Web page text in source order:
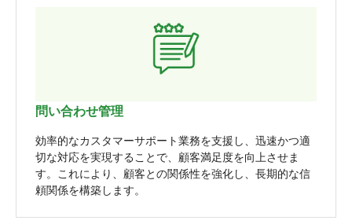
問い合わせ管理
効率的なカスタマーサポート業務を支援し、迅速かつ適
切な対応を実現することで、顧客満足度を向上させま
す。これにより、顧客との関係性を強化し、長期的な信
頼関係を構築します。